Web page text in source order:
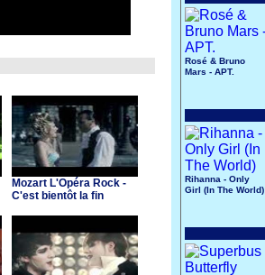
Mozart L'Opéra Rock -
C'est bientôt la fin
Rosé & Bruno
Mars - APT.
Rihanna - Only
Girl (In The World)